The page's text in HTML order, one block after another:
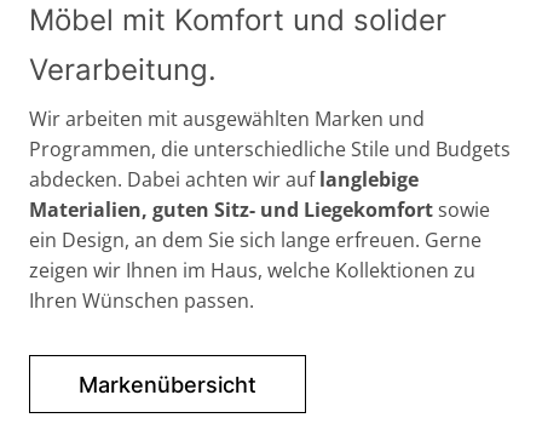
Möbel mit Komfort und solider
Verarbeitung.
Wir arbeiten mit ausgewählten Marken und
Programmen, die unterschiedliche Stile und Budgets
abdecken. Dabei achten wir auflanglebige
Materialien, guten Sitz- und Liegekomfortsowie
ein Design, an dem Sie sich lange erfreuen. Gerne
zeigen wir Ihnen im Haus, welche Kollektionen zu
Ihren Wünschen passen.
Markenübersicht